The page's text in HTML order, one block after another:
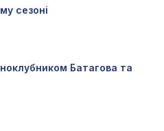
сезоні
Батагова та